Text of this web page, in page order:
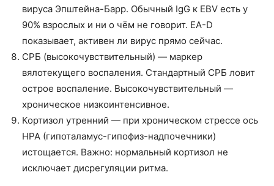
вируса Эпштейна-Барр. Обычный IgG к EBV есть у
90% взрослых и ни о чём не говорит. EA-D
показывает, активен ли вирус прямо сейчас.
СРБ (высокочувствительный) — маркер
вялотекущего воспаления. Стандартный СРБ ловит
острое воспаление. Высокочувствительный —
хроническое низкоинтенсивное.
Кортизол утренний — при хроническом стрессе ось
HPA (гипоталамус-гипофиз-надпочечники)
истощается. Важно: нормальный кортизол не
исключает дисрегуляции ритма.